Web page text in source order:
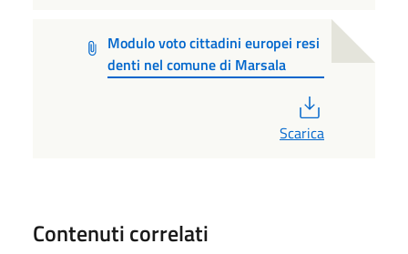
Modulo voto cittadini europei resi
denti nel comune di Marsala
Scarica
Contenuti correlati